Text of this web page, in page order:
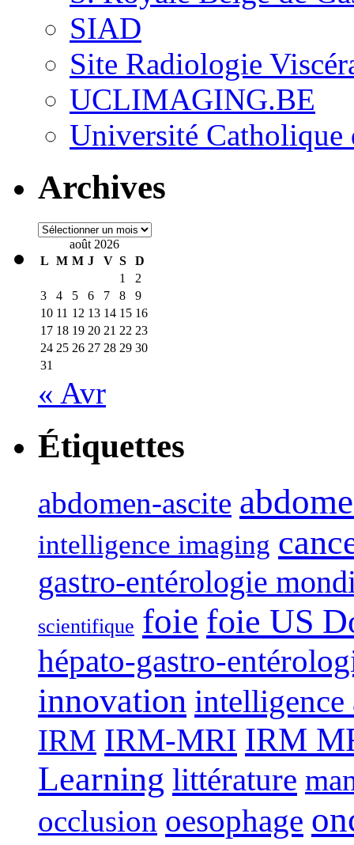
SIAD
Site Radiologie
UCLIMAGING.BE
Université Catholique
Archives
Archives
août 2026
L M M J V S
D
1
2
3
4 5 6 7 8
9
10 11 12 13 14 15 16
17 18 19 20 21 22 23
24 25 26 27 28 29 30
31
« Avr
Étiquettes
abdomen-ascite
intelligence imaging
gastro-entérologie
scientifique foie foie US
hépato-gastro-
innovation
IRM IRM-MRI IRM
Learning littérature
occlusion oesophage